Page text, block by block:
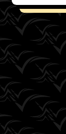
Rolls
Rover
Saab
Santana
Saturn
Scania